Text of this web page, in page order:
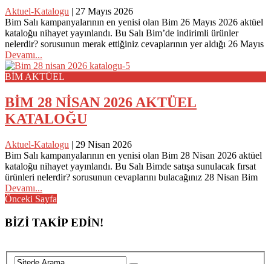
Aktuel-Katalogu | 27 Mayıs 2026
Bim Salı kampanyalarının en yenisi olan Bim 26 Mayıs 2026 aktüel
kataloğu nihayet yayınlandı. Bu Salı Bim’de indirimli ürünler
nelerdir? sorusunun merak ettiğiniz cevaplarının yer aldığı 26 Mayıs
Devamı...
BİM AKTÜEL
BİM 28 NİSAN 2026 AKTÜEL
KATALOĞU
Aktuel-Katalogu | 29 Nisan 2026
Bim Salı kampanyalarının en yenisi olan Bim 28 Nisan 2026 aktüel
kataloğu nihayet yayınlandı. Bu Salı Bimde satışa sunulacak fırsat
ürünleri nelerdir? sorusunun cevaplarını bulacağınız 28 Nisan Bim
Devamı...
Posts
navigation
Önceki Sayfa
BİZİ TAKİP EDİN!